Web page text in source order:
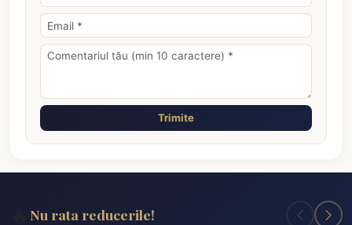
Trimite
Nu rata reducerile!